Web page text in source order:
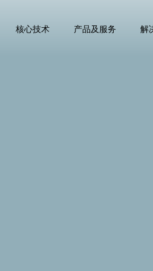
核心技术 产品及服务 解